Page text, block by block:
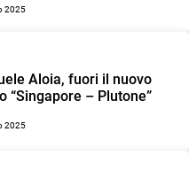
2025
Aloia, fuori il nuovo
“Singapore – Plutone”
2025